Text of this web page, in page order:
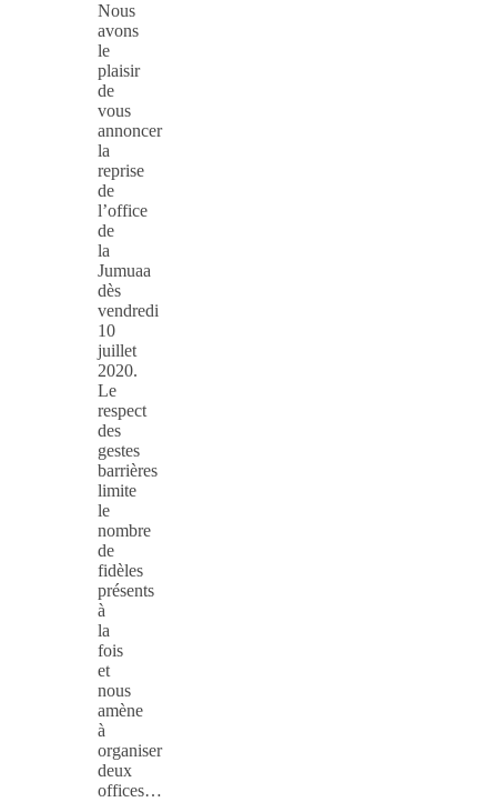
Nous
avons
le
plaisir
de
vous
annoncer
la
reprise
de
l’office
de
la
Jumuaa
dès
vendredi
10
juillet
2020.
Le
respect
des
gestes
barrières
limite
le
nombre
de
fidèles
présents
à
la
fois
et
nous
amène
à
organiser
deux
offices…